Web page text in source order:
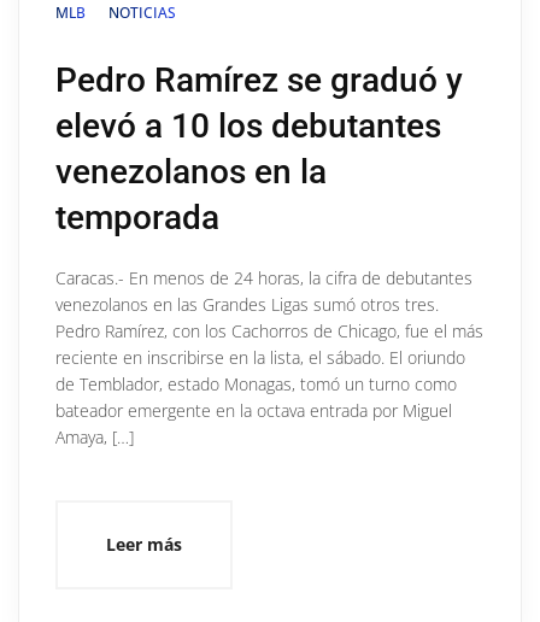
MLB NOTICIAS
Pedro Ramírez se graduó y
elevó a 10 los debutantes
venezolanos en la
temporada
Caracas.- En menos de 24 horas, la cifra de debutantes
venezolanos en las Grandes Ligas sumó otros tres.
Pedro Ramírez, con los Cachorros de Chicago, fue el más
reciente en inscribirse en la lista, el sábado. El oriundo
de Temblador, estado Monagas, tomó un turno como
bateador emergente en la octava entrada por Miguel
Amaya, […]
Leer más